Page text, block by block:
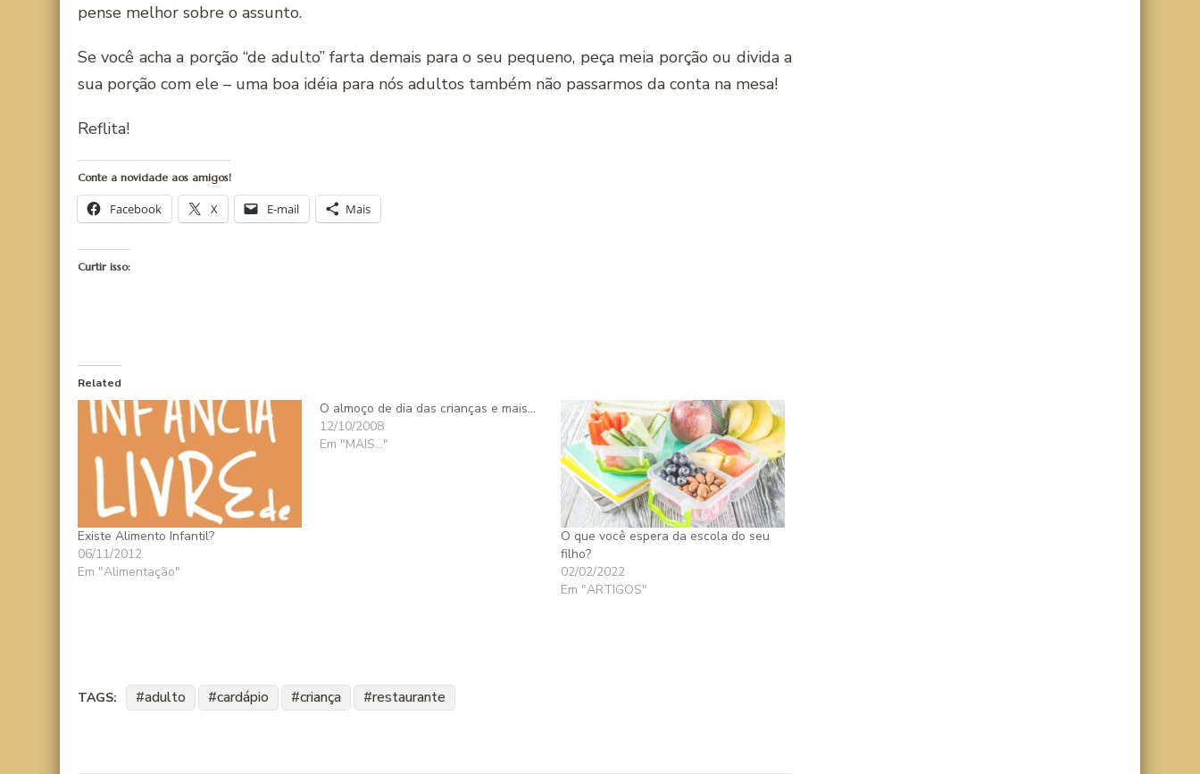
pense melhor sobre o assunto.
Se você acha a porção “de adulto” farta demais para o seu pequeno, peça meia porção ou divida a
sua porção com ele – uma boa idéia para nós adultos também não passarmos da conta na mesa!
Reflita!
Conte a novidade aos amigos!
Facebook X E-mail Mais
Curtir isso:
Related
Existe Alimento Infantil?
06/11/2012
Em "Alimentação"
O almoço de dia das crianças e mais…
12/10/2008
Em "MAIS..."
O que você espera da escola do seu
filho?
02/02/2022
Em "ARTIGOS"
TAGS: adulto cardápio criança restaurante